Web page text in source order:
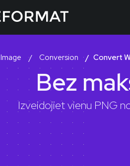
Image Conversion Convert
Bez
Izveidojiet vienu PNG